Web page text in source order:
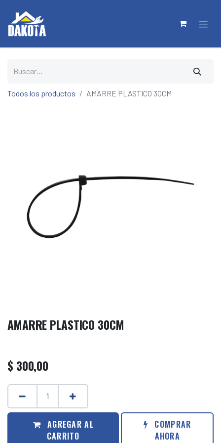
Todos los productos AMARRE PLASTICO 30CM
AMARRE PLASTICO 30CM
$ 300,00
AGREGAR AL
CARRITO
COMPRAR
AHORA